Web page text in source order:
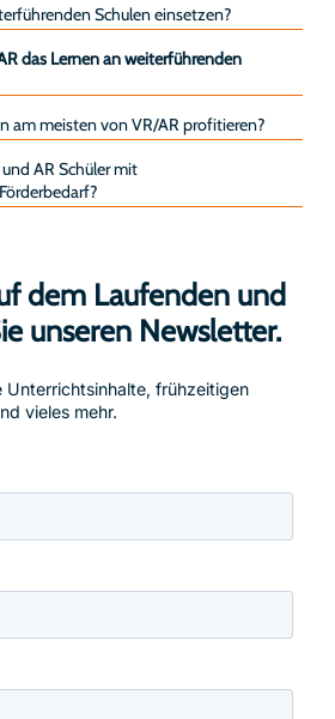
Schulen einsetzen?
das Lernen an weiterführenden
am meisten von VR/AR profitieren?
AR Schüler mit
dem Laufenden und
unseren Newsletter.
Unterrichtsinhalte, frühzeitigen
vieles mehr.